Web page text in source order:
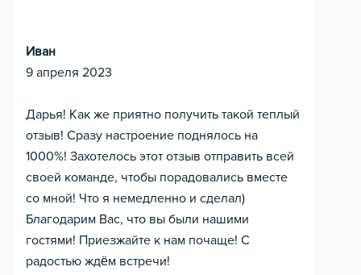
Иван
9 апреля 2023
Дарья! Как же приятно получить такой теплый
отзыв! Сразу настроение поднялось на
1000%! Захотелось этот отзыв отправить всей
своей команде, чтобы порадовались вместе
со мной! Что я немедленно и сделал)
Благодарим Вас, что вы были нашими
гостями! Приезжайте к нам почаще! С
радостью ждём встречи!